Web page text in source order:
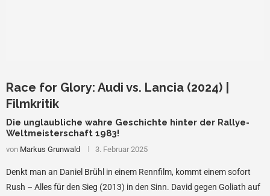
Race for Glory: Audi vs. Lancia (2024) |
Filmkritik
Die unglaubliche wahre Geschichte hinter der Rallye-
Weltmeisterschaft 1983!
von Markus Grunwald 3. Februar 2025
Denkt man an Daniel Brühl in einem Rennfilm, kommt einem sofort
Rush – Alles für den Sieg (2013) in den Sinn. David gegen Goliath auf